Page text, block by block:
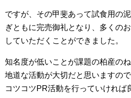
ですが、その甲斐あって試食用の
ぎともに完売御礼となり、多くの
していただくことができました。
知名度が低いことが課題の柏産の
地道な活動が大切だと思いますの
コツコツPR活動を行っていければ